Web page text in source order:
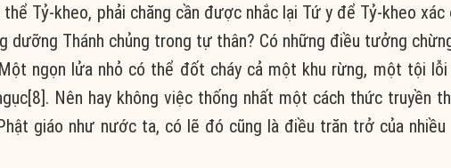
Tỷ-kheo, phải chăng cần được nhắc lại Tứ y để Tỷ-kheo
dưỡng Thánh chủng trong tự thân? Có những điều tưởng
ngọn lửa nhỏ có thể đốt cháy cả một khu rừng, một tội lỗi
Nên hay không việc thống nhất một cách thức truyền
giáo như nước ta, có lẽ đó cũng là điều trăn trở của